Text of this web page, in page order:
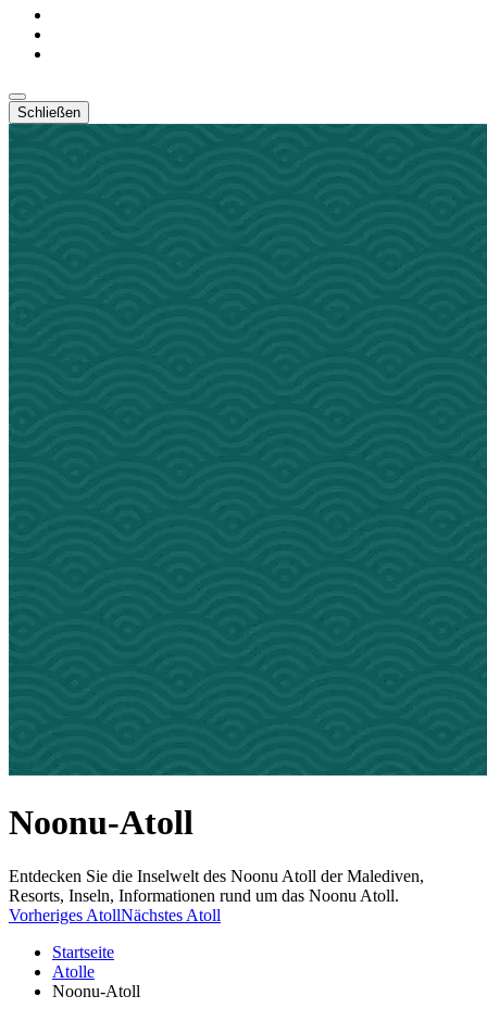
Schließen
Noonu-Atoll
Entdecken Sie die Inselwelt des Noonu Atoll der Malediven,
Resorts, Inseln, Informationen rund um das Noonu Atoll.
Vorheriges AtollNächstes Atoll
Startseite
Atolle
Noonu-Atoll